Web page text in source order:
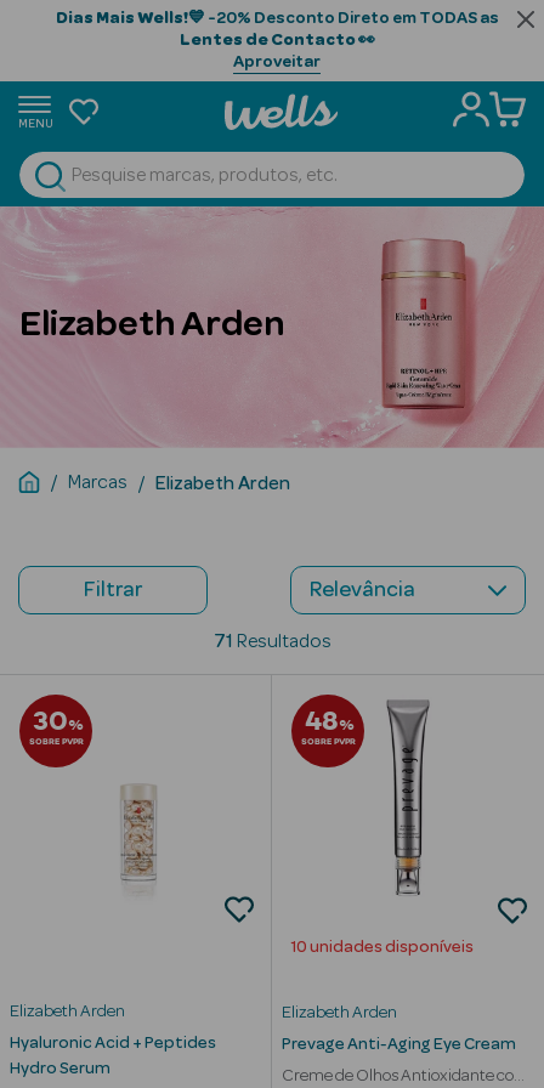
Dias Mais Wells!💙 -20% Desconto Direto em TODAS as
Lentes de Contacto👀
Aproveitar
MENU
Ver Tudo
Beauty Season
Beauty Season
Cabelo
Profissional
Cosmética
Beauty Season
Beauty Season
Cuidados de
Beauty Season
Maquilhagem
Beauty Season
Maquilhagem
Perfumes
Beauty Season
Elizabeth Arden
Marcas Elizabeth Arden
Filtrar
71 Resultados
30%
SOBRE PVPR
Elizabeth Arden
Hyaluronic Acid + Peptides
Hydro Serum
48%
SOBRE PVPR
10 unidades disponíveis
Elizabeth Arden
Prevage Anti-Aging Eye Cream
Creme de Olhos Antioxidante com